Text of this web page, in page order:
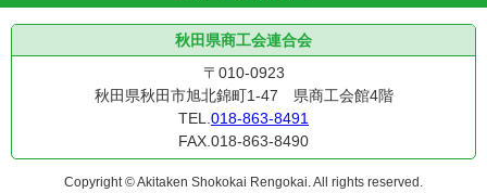
秋田県商工会連合会
〒010-0923
秋田県秋田市旭北錦町1-47 県商工会館4階
TEL.018-863-8491
FAX.018-863-8490
Copyright © Akitaken Shokokai Rengokai. All rights reserved.